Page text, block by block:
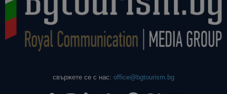
свържете се с нас: office@bgtourism.bg